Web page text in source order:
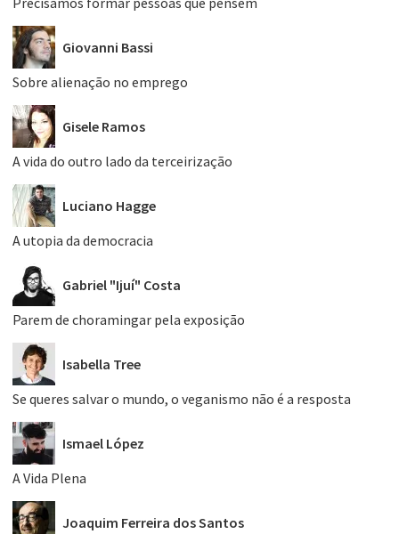
Giovanni Bassi
Sobre alienação no emprego
Gisele Ramos
A vida do outro lado da terceirização
Luciano Hagge
A utopia da democracia
Gabriel "Ijuí" Costa
Parem de choramingar pela exposição
Isabella Tree
Se queres salvar o mundo, o veganismo não é a resposta
Ismael López
A Vida Plena
Joaquim Ferreira dos Santos